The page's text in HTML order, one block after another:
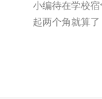
小编待在学校
起两个角就算